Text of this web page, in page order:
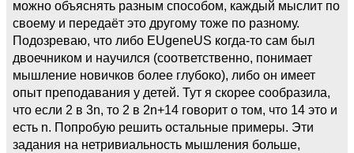
можно объяснять разным способом, каждый мыслит по
своему и передаёт это другому тоже по разному.
Подозреваю, что либо EUgeneUS когда-то сам был
двоечником и научился (соответственно, понимает
мышление новичков более глубоко), либо он имеет
опыт преподавания у детей. Тут я скорее сообразила,
что если 2 в 3n, то 2 в 2n+14 говорит о том, что 14 это и
есть n. Попробую решить остальные примеры. Эти
задания на нетривиальность мышления больше,